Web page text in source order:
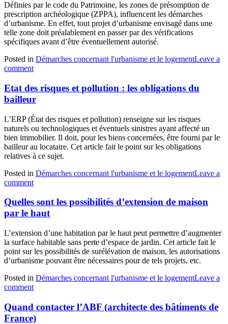
Définies par le code du Patrimoine, les zones de présomption de
prescription archéologique (ZPPA), influencent les démarches
d’urbanisme. En effet, tout projet d’urbanisme envisagé dans une
telle zone doit préalablement en passer par des vérifications
spécifiques avant d’être éventuellement autorisé.
Posted in Démarches concernant l'urbanisme et le logementLeave a
comment
Etat des risques et pollution : les obligations du
bailleur
L’ERP (État des risques et pollution) renseigne sur les risques
naturels ou technologiques et éventuels sinistres ayant affecté un
bien immobilier. Il doit, pour les biens concernées, être fourni par le
bailleur au locataire. Cet article fait le point sur les obligations
relatives à ce sujet.
Posted in Démarches concernant l'urbanisme et le logementLeave a
comment
Quelles sont les possibilités d’extension de maison
par le haut
L’extension d’une habitation par le haut peut permettre d’augmenter
la surface habitable sans perte d’espace de jardin. Cet article fait le
point sur les possibilités de surélévation de maison, les autorisations
d’urbanisme pouvant être nécessaires pour de tels projets, etc.
Posted in Démarches concernant l'urbanisme et le logementLeave a
comment
Quand contacter l’ABF (architecte des bâtiments de
France)